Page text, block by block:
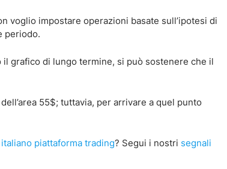
voglio impostare operazioni basate sull’ipotesi di
periodo.
il grafico di lungo termine, si può sostenere che il
55$; tuttavia, per arrivare a quel punto
piattaforma trading? Segui i nostri segnali